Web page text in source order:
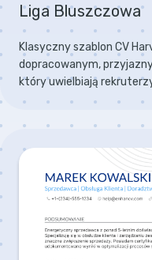
Liga Bluszczowa
Klasyczny szablon CV
dopracowanym,
który uwielbiają